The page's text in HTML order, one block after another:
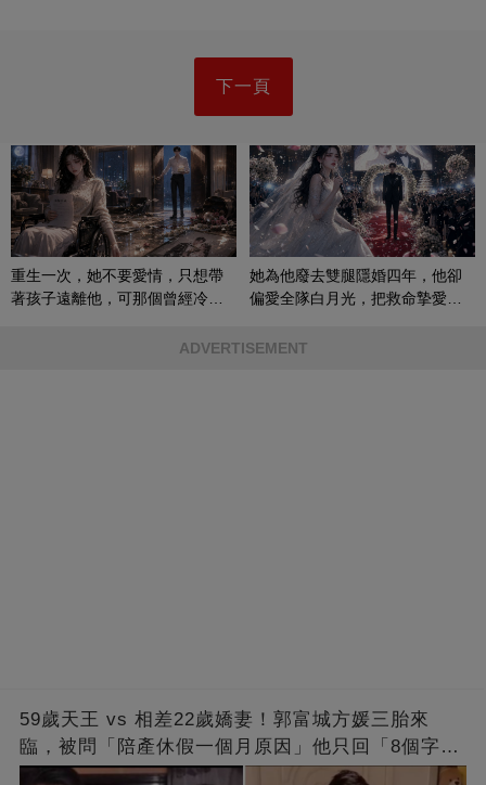
下一頁
重生一次，她不要愛情，只想帶
著孩子遠離他，可那個曾經冷漠
她為他廢去雙腿隱婚四年，他卻
偏愛全隊白月光，把救命摯愛當
ADVERTISEMENT
59歲天王 vs 相差22歲嬌妻！郭富城方媛三胎來
臨，被問「陪產休假一個月原因」他只回「8個字」
被贊爆